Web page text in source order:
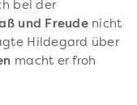
bei der
und Freudenicht
Hildegard über
macht er froh